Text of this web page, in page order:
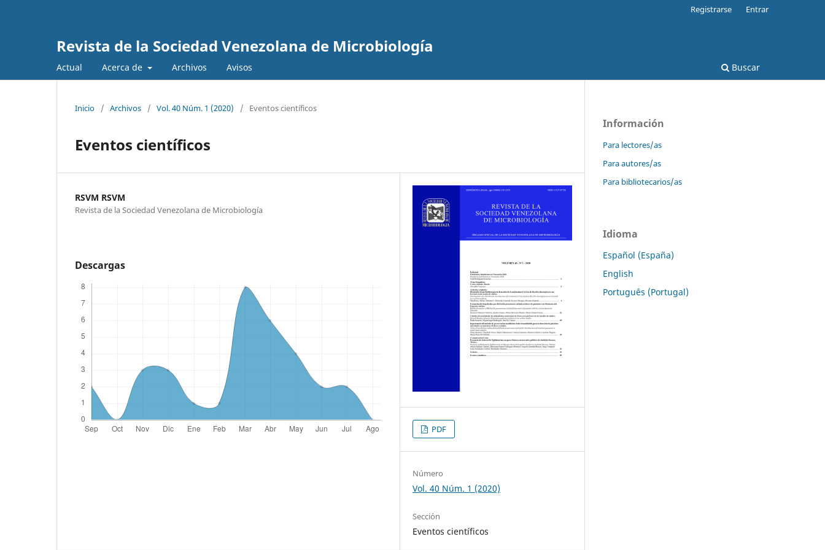
Revista de la Sociedad Venezolana de Microbiología
Actual Acerca de Archivos Avisos Buscar
Registrarse Entrar
Inicio / Archivos / Vol. 40 Núm. 1 (2020) / Eventos científicos
Eventos científicos
RSVM RSVM
Revista de la Sociedad Venezolana de Microbiología
Descargas
PDF
Número
Vol. 40 Núm. 1 (2020)
Sección
Eventos científicos
Información
Para lectores/as
Para autores/as
Para bibliotecarios/as
Idioma
Español (España)
English
Português (Portugal)